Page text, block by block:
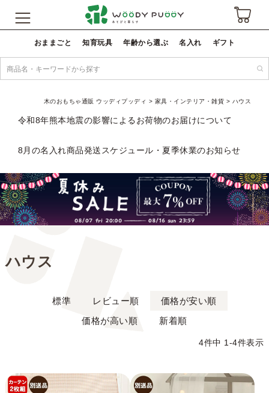
おままごと 知育玩具 年齢から選ぶ 名入れ ギフト
木のおもちゃ通販 ウッディプッディ 家具・インテリア・雑貨 ハウス
令和8年熊本地震の影響によるお荷物のお届けについて
8月の名入れ商品発送スケジュール・夏季休業のお知らせ
ハウス
標準 レビュー順
価格が安い順
価格が高い順
新着順
4件中 1 -4件表示